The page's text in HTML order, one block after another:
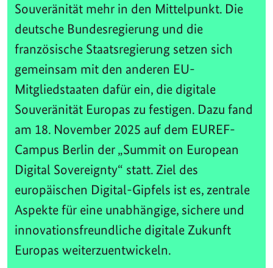
Souveränität mehr in den Mittelpunkt. Die
deutsche Bundesregierung und die
französische Staatsregierung setzen sich
gemeinsam mit den anderen EU-
Mitgliedstaaten dafür ein, die digitale
Souveränität Europas zu festigen. Dazu fand
am 18. November 2025 auf dem EUREF-
Campus Berlin der „Summit on European
Digital Sovereignty“ statt. Ziel des
europäischen Digital-Gipfels ist es, zentrale
Aspekte für eine unabhängige, sichere und
innovationsfreundliche digitale Zukunft
Europas weiterzuentwickeln.